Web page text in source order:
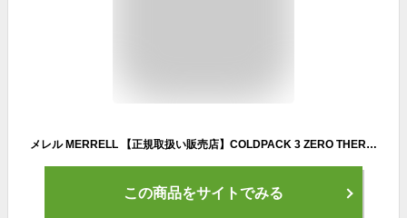
メレル MERRELL 【正規取扱い販売店】COLDPACK 3 ZERO THERMO TALL WATERPROOF コールドパック 3 ゼロ サーモ トール ウォータープルーフ ユニセックス 秋 冬 アウトドア ウィンターブーツ スノー ブーツ シューズ 雨 雪 5006763 5006771 5006785
この商品をサイトでみる